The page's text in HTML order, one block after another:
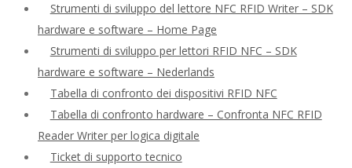
Strumenti di sviluppo del lettore NFC RFID Writer – SDK
hardware e software – Home Page
Strumenti di sviluppo per lettori RFID NFC – SDK
hardware e software – Nederlands
Tabella di confronto dei dispositivi RFID NFC
Tabella di confronto hardware – Confronta NFC RFID
Reader Writer per logica digitale
Ticket di supporto tecnico